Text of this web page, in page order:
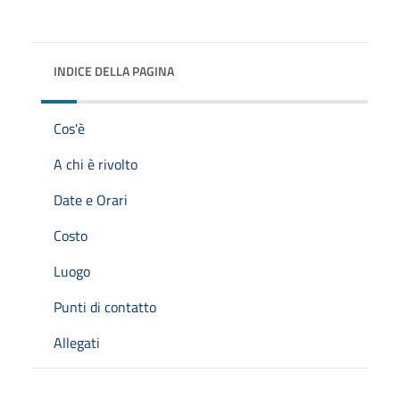
INDICE DELLA PAGINA
Cos'è
A chi è rivolto
Date e Orari
Costo
Luogo
Punti di contatto
Allegati